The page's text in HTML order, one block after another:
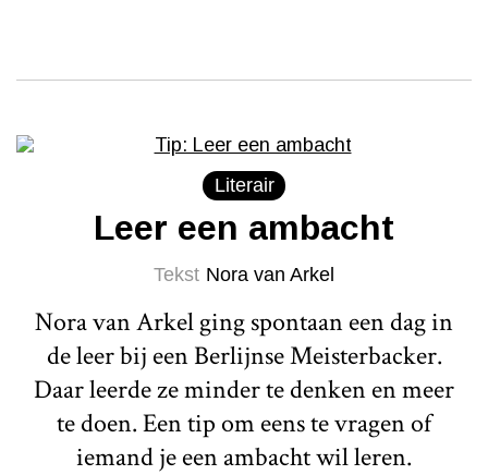
Literair
Leer een ambacht
Tekst Nora van Arkel
Nora van Arkel ging spontaan een dag in
de leer bij een Berlijnse Meisterbacker.
Daar leerde ze minder te denken en meer
te doen. Een tip om eens te vragen of
iemand je een ambacht wil leren.